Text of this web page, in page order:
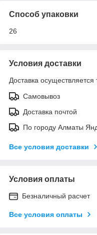
Способ упаковки
26
Условия доставки
Доставка осуществляется
Самовывоз
Доставка почтой
По городу Алматы
Все условия доставки
Условия оплаты
Безналичный расчет
Все условия оплаты